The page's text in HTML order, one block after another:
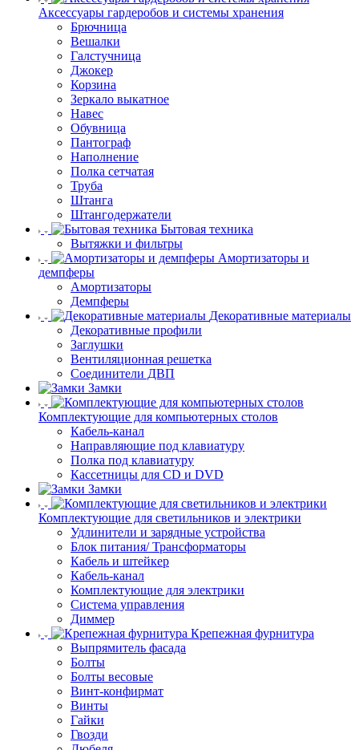
Аксессуары гардеробов и системы хранения
Брючница
Вешалки
Галстучница
Джокер
Корзина
Зеркало выкатное
Навес
Обувница
Пантограф
Наполнение
Полка сетчатая
Труба
Штанга
Штангодержатели
Бытовая техника
Вытяжки и фильтры
Амортизаторы и
демпферы
Амортизаторы
Демпферы
Декоративные материалы
Декоративные профили
Заглушки
Вентиляционная решетка
Соединители ДВП
Замки
Комплектующие для компьютерных столов
Кабель-канал
Направляющие под клавиатуру
Полка под клавиатуру
Кассетницы для CD и DVD
Замки
Комплектующие для светильников и электрики
Удлинители и зарядные устройства
Блок питания/ Трансформаторы
Кабель и штейкер
Кабель-канал
Комплектующие для электрики
Система управления
Диммер
Крепежная фурнитура
Выпрямитель фасада
Болты
Болты весовые
Винт-конфирмат
Винты
Гайки
Гвозди